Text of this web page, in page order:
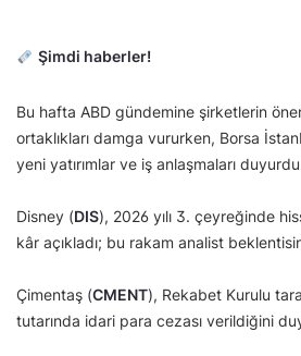
Şimdi haberler!
Bu hafta ABD gündemine şirketlerin
ortaklıkları damga vururken, Borsa
yeni yatırımlar ve iş anlaşmaları
Disney (DIS), 2026 yılı 3. çeyreğinde
kâr açıkladı; bu rakam analist
Çimentaş (CMENT), Rekabet Kurulu
tutarında idari para cezası verildiğini